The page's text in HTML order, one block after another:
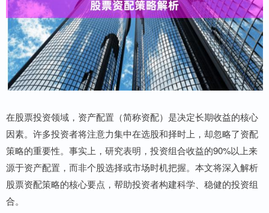
在股票投资领域，资产配置（简称资配）是决定长期收益的核心
因素。许多投资者将注意力集中在选股和择时上，却忽略了资配
策略的重要性。事实上，研究表明，投资组合收益的90%以上来
源于资产配置，而非个股选择或市场时机把握。本文将深入解析
股票资配策略的核心要点，帮助投资者构建科学、稳健的投资组
合。